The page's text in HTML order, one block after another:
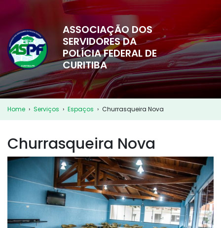
ASSOCIAÇÃO DOS
SERVIDORES DA
POLÍCIA FEDERAL DE
CURITIBA
Home › Serviços › Espaços › Churrasqueira Nova
Churrasqueira Nova